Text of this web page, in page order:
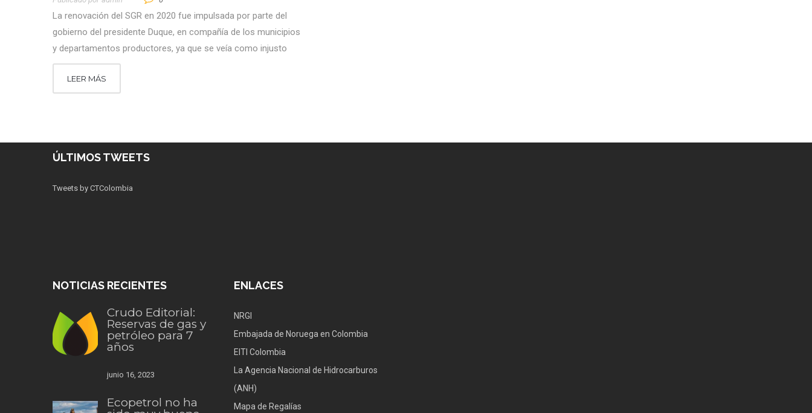
La renovación del SGR en 2020 fue impulsada por parte del
gobierno del presidente Duque, en compañía de los municipios
y departamentos productores, ya que se veía como injusto
LEER MÁS
ÚLTIMOS TWEETS
Tweets by CTColombia
NOTICIAS RECIENTES
Crudo Editorial:
Reservas de gas y
petróleo para 7
años
junio 16, 2023
Ecopetrol no ha
ENLACES
NRGI
Embajada de Noruega en Colombia
EITI Colombia
La Agencia Nacional de Hidrocarburos
(ANH)
Mapa de Regalías